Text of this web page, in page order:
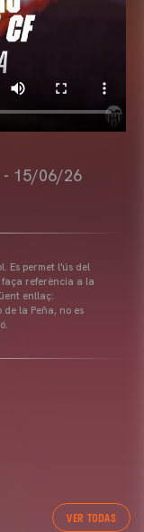
- 15/06/26
Es permet l'ús del
referència a la
enllaç:
la Peña, no es
VER TODAS